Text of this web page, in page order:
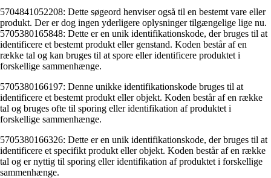
5704841052208: Dette søgeord henviser også til en bestemt vare eller
produkt. Der er dog ingen yderligere oplysninger tilgængelige lige nu.
5705380165848: Dette er en unik identifikationskode, der bruges til at
identificere et bestemt produkt eller genstand. Koden består af en
række tal og kan bruges til at spore eller identificere produktet i
forskellige sammenhænge.
5705380166197: Denne unikke identifikationskode bruges til at
identificere et bestemt produkt eller objekt. Koden består af en række
tal og bruges ofte til sporing eller identifikation af produktet i
forskellige sammenhænge.
5705380166326: Dette er en unik identifikationskode, der bruges til at
identificere et specifikt produkt eller objekt. Koden består af en række
tal og er nyttig til sporing eller identifikation af produktet i forskellige
sammenhænge.